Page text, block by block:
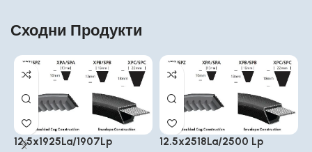
Сходни Продукти
12.5x1925La/1907Lp
12.5x2518La/2500 Lp